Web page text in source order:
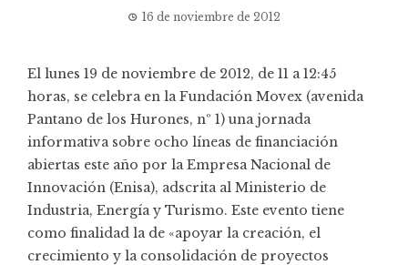
16 de noviembre de 2012
El lunes 19 de noviembre de 2012, de 11 a 12:45
horas, se celebra en la Fundación Movex (avenida
Pantano de los Hurones, nº 1) una jornada
informativa sobre ocho líneas de financiación
abiertas este año por la Empresa Nacional de
Innovación (Enisa), adscrita al Ministerio de
Industria, Energía y Turismo. Este evento tiene
como finalidad la de «apoyar la creación, el
crecimiento y la consolidación de proyectos